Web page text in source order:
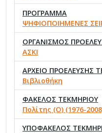
ΠΡΟΓΡΑΜΜΑ
ΨΗΦΙΟΠΟΙΗΜΕΝΕΣ
ΟΡΓΑΝΙΣΜΟΣ
ΑΣΚΙ
ΑΡΧΕΙΟ ΠΡΟΕΛΕΥΣΗΣ
Βιβλιοθήκη
ΦΑΚΕΛΟΣ ΤΕΚΜΗΡΙΟΥ
Πολίτης (Ο) (1976-
ΥΠΟΦΑΚΕΛΟΣ